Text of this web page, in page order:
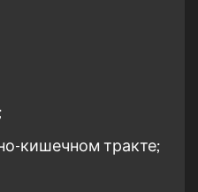
кишечном тракте;